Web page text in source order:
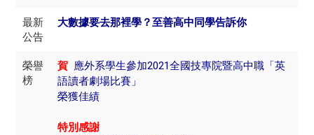
最新
公告
大數據要去那裡學？至善高中同學告訴你
榮譽
榜
賀 應外系學生參加2021全國技專院暨高中職「英
語讀者劇場比賽」
榮獲佳績
特別感謝